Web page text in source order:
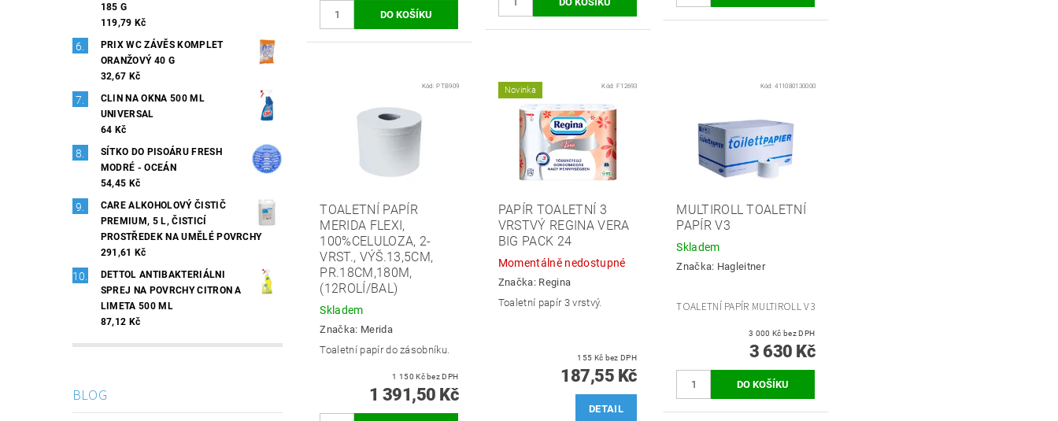
185 G
119,79 Kč
PRIX WC ZÁVĚS KOMPLET
ORANŽOVÝ 40 G
32,67 Kč
CLIN NA OKNA 500 ML
UNIVERSAL
64 Kč
SÍTKO DO PISOÁRU FRESH
MODRÉ - OCEÁN
54,45 Kč
CARE ALKOHOLOVÝ ČISTIČ
PREMIUM, 5 L, ČISTICÍ
PROSTŘEDEK NA UMĚLÉ POVRCHY
291,61 Kč
DETTOL ANTIBAKTERIÁLNI
SPREJ NA POVRCHY CITRON A
LIMETA 500 ML
87,12 Kč
BLOG
Kód:PTB909
TOALETNÍ PAPÍR
MERIDA FLEXI,
100%CELULOZA, 2-
VRST., VÝŠ.13,5CM,
PR.18CM,180M,
(12ROLÍ/BAL)
Skladem
Značka: Merida
Toaletní papír do zásobníku.
1 150 Kč bez DPH
1 391,50 Kč
Novinka Kód: F12693
PAPÍR TOALETNÍ 3
VRSTVÝ REGINA VERA
BIG PACK 24
Momentálně nedostupné
Značka: Regina
Toaletní papír 3 vrstvý.
155 Kč bez DPH
187,55 Kč
DETAIL
Kód:411080130000
MULTIROLL TOALETNÍ
PAPÍR V3
Skladem
Značka: Hagleitner
TOALETNÍ PAPÍR MULTIROLL V3
3 000 Kč bez DPH
3 630 Kč